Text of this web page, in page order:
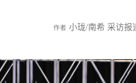
作者 小珑/南希 采访报